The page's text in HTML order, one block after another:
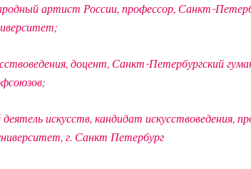
артист России, профессор, Санкт-
доцент, Санкт-Петербургский
искусств, кандидат искусствоведения,
г. Санкт Петербург